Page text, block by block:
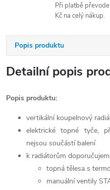
Při platbě
Kč na celý nákup.
Popis produktu
Detailní popis
Popis produktu:
vertikální koupelnový
elektrické topné tyče,
nejsou součástí balení
k radiátorům
topná tělesa s
manuální ventily